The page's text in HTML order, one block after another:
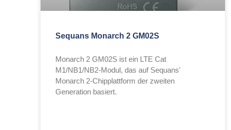
Sequans Monarch 2 GM02S
Monarch 2 GM02S ist ein LTE Cat
M1/NB1/NB2-Modul, das auf Sequans'
Monarch 2-Chipplattform der zweiten
Generation basiert.